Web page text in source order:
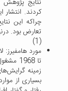
نتایج پژوهش
کردند.
چراکه این
تعارض بود.
(1)
مورد هامفیرز:
تا
زمینه
بسیاری از